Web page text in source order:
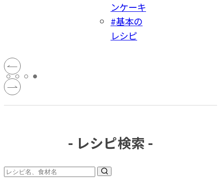
ンケーキ
#基本の
レシピ
- レシピ検索 -